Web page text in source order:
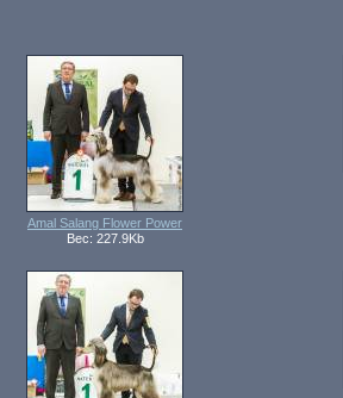
Amal Salang Flower Power
Вес: 227.9Kb